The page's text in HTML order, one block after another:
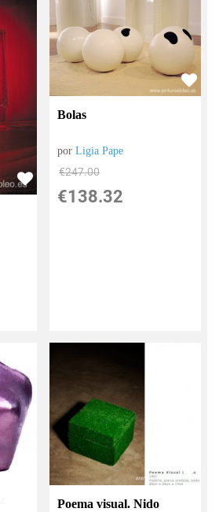
Bolas
porLigia Pape
€247.00
€138.32
Poema visual. Nido